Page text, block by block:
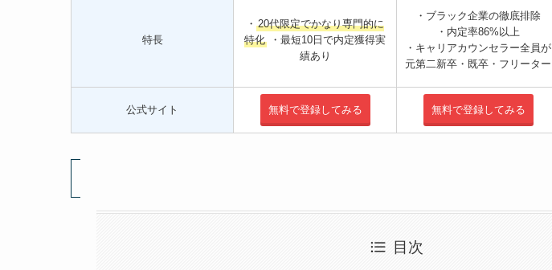
特長
・ 20代限定でかなり専門的に
特化
・最短10日で内定獲得実
績あり
・ブラック企業の徹底排除
・内定率86%以上
・キャリアカウンセラー全員が
元第二新卒・既卒・フリーター
公式サイト 無料で登録してみる 無料で登録してみる
目次